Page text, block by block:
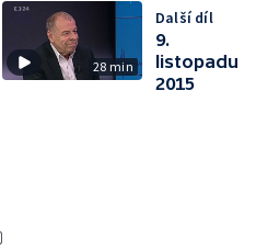
28 min
Další díl
9.
listopadu
2015